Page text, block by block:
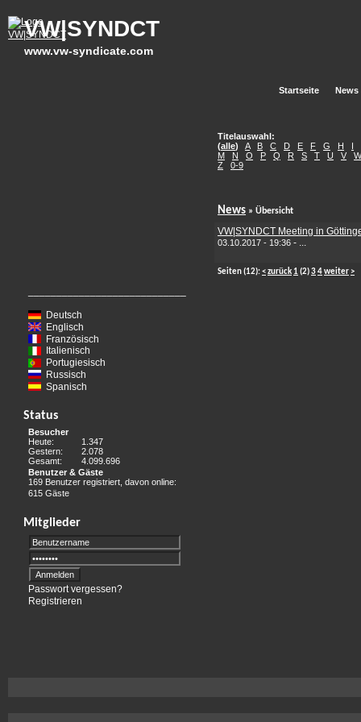
VW|SYNDCT
www.vw-syndicate.com
Startseite News
Deutsch
Englisch
Französisch
Italienisch
Portugiesisch
Russisch
Spanisch
Status
Besucher
Heute:
1.347
Gestern:
2.078
Gesamt:
4.099.696
Benutzer & Gäste
169 Benutzer registriert, davon online:
615 Gäste
Mitglieder
Passwort vergessen?
Registrieren
Titelauswahl:
(alle) A B C D E F G H
I
M
N O P Q R S T U V
W
Z
0-9
News » Übersicht
VW|SYNDCT Meeting in
03.10.2017 - 19:36 - ...
Seiten(12):<zurück 1(2)34weiter >